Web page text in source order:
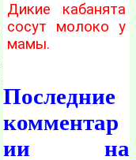
Дикие кабанята
сосут молоко у
мамы.
Последние
комментар
ии на